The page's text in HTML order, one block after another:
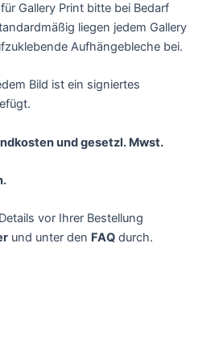
für Gallery Print bitte bei Bedarf
liegen jedem Gallery
Aufhängebleche bei.
Bild ist ein signiertes
und gesetzl. Mwst.
vor Ihrer Bestellung
und unter den FAQ durch.